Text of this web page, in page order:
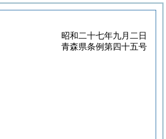
昭和二十七年九月二日
青森県条例第四十五号